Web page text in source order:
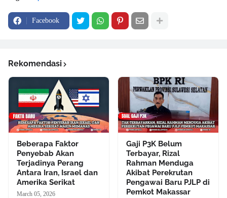
Facebook
Rekomendasi
Beberapa Faktor
Penyebab Akan
Terjadinya Perang
Antara Iran, Israel dan
Amerika Serikat
March 05, 2026
Gaji P3K Belum
Terbayar, Rizal
Rahman Menduga
Akibat Perekrutan
Pengawai Baru PJLP di
Pemkot Makassar